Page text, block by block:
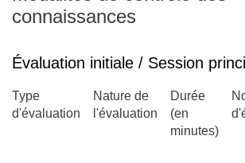
connaissances
Évaluation initiale / Session
Type
d'évaluation
Nature de
l'évaluation
Durée
(en
minutes)